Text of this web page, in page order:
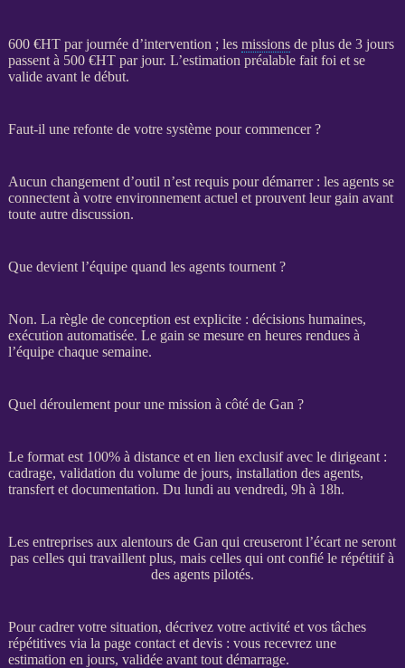
600 €HTpar journée d’intervention ; les missionsde plus de 3 jours
passent à 500 €HTpar jour. L’estimation préalable fait foi et se
valide avant le début.
Faut-il une refonte de votre système pour commencer ?
Aucun changement d’outil n’est requis pour démarrer : les agentsse
connectent à votre environnement actuel et prouvent leur gain avant
toute autre discussion.
Que devient l’équipe quand les agents tournent ?
Non. La règle de conception est explicite : décisions humaines,
exécution automatisée. Le gain se mesure en heures rendues à
l’équipe chaque semaine.
Quel déroulement pour une mission à côté de Gan ?
Le format est 100% à distance et en lien exclusif avec le dirigeant :
cadrage, validation du volume de jours, installation des agents,
transfertet documentation. Du lundi au vendredi, 9h à 18h.
Les entreprises aux alentours de Gan qui creuseront l’écart ne seront
pas celles qui travaillent plus, mais celles qui ont confié le répétitif à
des agents pilotés.
Pourcadrervotre situation, décrivez votre activité et vos tâches
répétitives via la page contact et devis: vous recevrez une
estimation en jours, validée avant tout démarrage.